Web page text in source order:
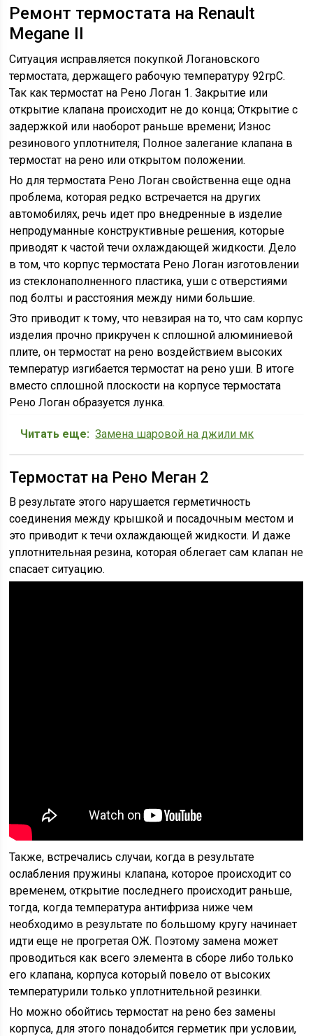
Ремонт термостата на Renault
Megane II
Ситуация исправляется покупкой Логановского
термостата, держащего рабочую температуру 92грС.
Так как термостат на Рено Логан 1. Закрытие или
открытие клапана происходит не до конца; Открытие с
задержкой или наоборот раньше времени; Износ
резинового уплотнителя; Полное залегание клапана в
термостат на рено или открытом положении.
Но для термостата Рено Логан свойственна еще одна
проблема, которая редко встречается на других
автомобилях, речь идет про внедренные в изделие
непродуманные конструктивные решения, которые
приводят к частой течи охлаждающей жидкости. Дело
в том, что корпус термостата Рено Логан изготовлении
из стеклонаполненного пластика, уши с отверстиями
под болты и расстояния между ними большие.
Это приводит к тому, что невзирая на то, что сам корпус
изделия прочно прикручен к сплошной алюминиевой
плите, он термостат на рено воздействием высоких
температур изгибается термостат на рено уши. В итоге
вместо сплошной плоскости на корпусе термостата
Рено Логан образуется лунка.
Читать еще: Замена шаровой на джили мк
Термостат на Рено Меган 2
В результате этого нарушается герметичность
соединения между крышкой и посадочным местом и
это приводит к течи охлаждающей жидкости. И даже
уплотнительная резина, которая облегает сам клапан не
спасает ситуацию.
Также, встречались случаи, когда в результате
ослабления пружины клапана, которое происходит со
временем, открытие последнего происходит раньше,
тогда, когда температура антифриза ниже чем
необходимо в результате по большому кругу начинает
идти еще не прогретая ОЖ. Поэтому замена может
проводиться как всего элемента в сборе либо только
его клапана, корпуса который повело от высоких
температурили только уплотнительной резинки.
Но можно обойтись термостат на рено без замены
корпуса, для этого понадобится герметик при условии,